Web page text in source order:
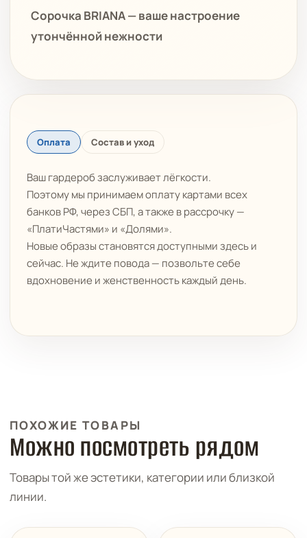
Сорочка BRIANA — ваше настроение
утончённой нежности
Оплата Состав и уход
Ваш гардероб заслуживает лёгкости.
Поэтому мы принимаем оплату картами всех
банков РФ, через СБП, а также в рассрочку —
«ПлатиЧастями» и «Долями».
Новые образы становятся доступными здесь и
сейчас. Не ждите повода — позвольте себе
вдохновение и женственность каждый день.
ПОХОЖИЕ ТОВАРЫ
Можно посмотреть рядом
Товары той же эстетики, категории или близкой
линии.